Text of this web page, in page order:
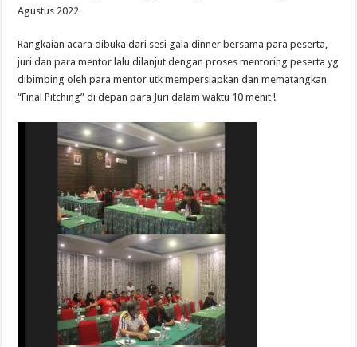
Agustus 2022
Rangkaian acara dibuka dari sesi gala dinner bersama para peserta,
juri dan para mentor lalu dilanjut dengan proses mentoring peserta yg
dibimbing oleh para mentor utk mempersiapkan dan mematangkan
“Final Pitching” di depan para Juri dalam waktu 10 menit !